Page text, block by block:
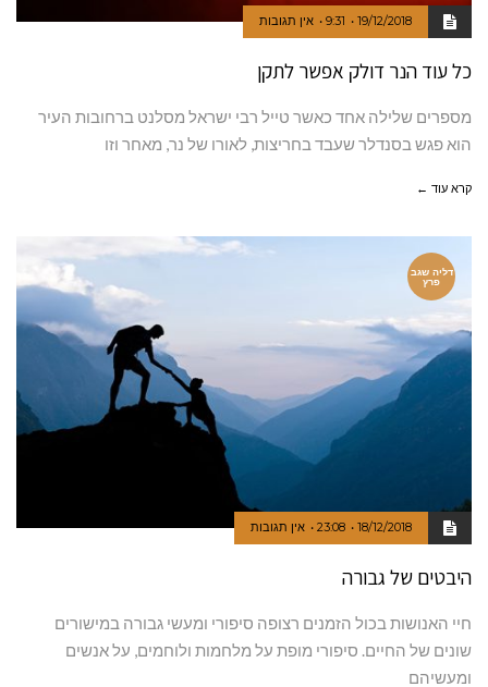
19/12/2018
9:31 אין תגובות
כל עוד הנר דולק אפשר לתקן
מספרים שלילה אחד כאשר טייל רבי ישראל מסלנט ברחובות העיר
הוא פגש בסנדלר שעבד בחריצות, לאורו של נר, מאחר וזו
קרא עוד ←
דליה שגב
פרץ
18/12/2018
23:08 אין תגובות
היבטים של גבורה
חיי האנושות בכול הזמנים רצופה סיפורי ומעשי גבורה במישורים
שונים של החיים. סיפורי מופת על מלחמות ולוחמים, על אנשים
ומעשיהם